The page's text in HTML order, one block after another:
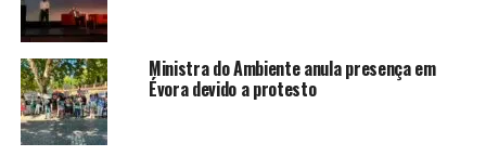
Ministra do Ambiente anula presença em
Évora devido a protesto